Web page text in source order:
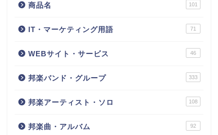
商品名 101
IT・マーケティング用語 71
WEBサイト・サービス 46
邦楽バンド・グループ 333
邦楽アーティスト・ソロ 108
邦楽曲・アルバム 92